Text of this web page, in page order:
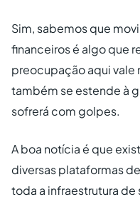
Sim, sabemos que
financeiros é algo que
preocupação aqui vale
também se estende à
sofrerá com golpes.
A boa notícia é que
diversas plataformas
toda a infraestrutura de